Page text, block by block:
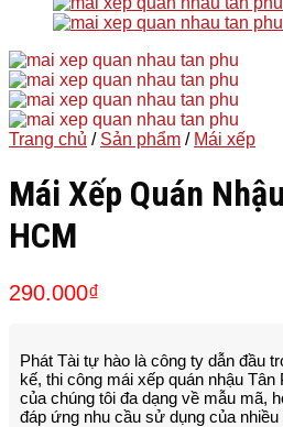
Trang chủ / Sản phẩm / Mái xếp
Mái Xếp Quán
HCM
290.000₫
Phát Tài tự hào là công ty dẫn đầu
kế, thi công mái xếp quán nhậu
của chúng tôi đa dạng về mẫu mã,
đáp ứng nhu cầu sử dụng của